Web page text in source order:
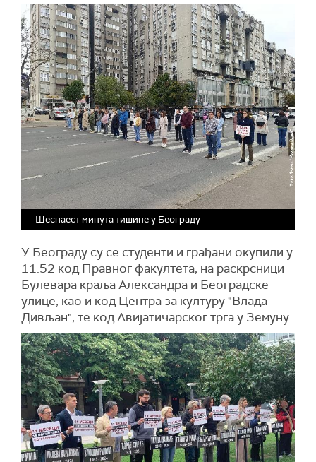
Шеснаест минута тишине у Београду
У Београду су се студенти и грађани окупили у
11.52 код Правног факултета, на раскрсници
Булевара краља Александра и Београдске
улице, као и код Центра за културу "Влада
Дивљан", те код Авијатичарског трга у Земуну.